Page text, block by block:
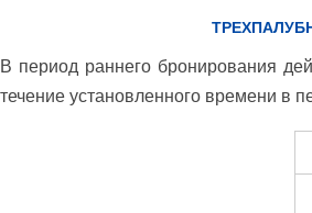
В период раннего бронирования
течение установленного времени в